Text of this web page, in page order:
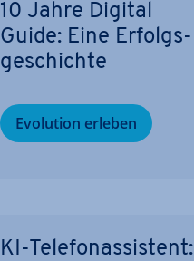
10 Jahre Digital
Guide: Eine Er­folgs­
ge­schich­te
Evolution erleben
KI-Te­le­fon­as­sis­tent: